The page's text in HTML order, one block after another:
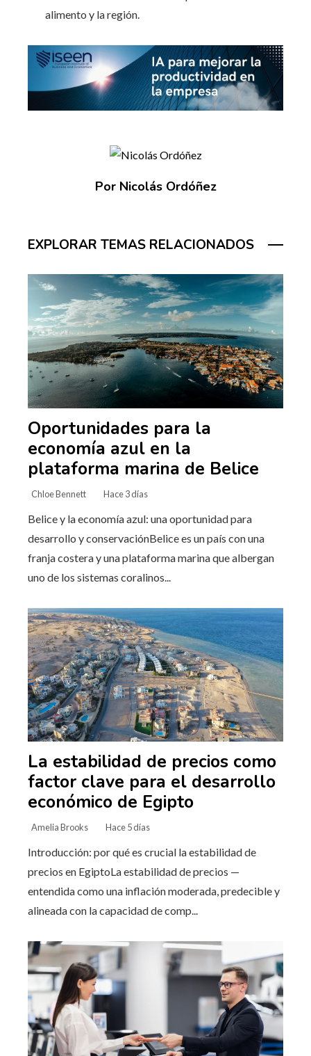
alimento y la región.
Por Nicolás Ordóñez
EXPLORAR TEMAS RELACIONADOS
Oportunidades para la
economía azul en la
plataforma marina de Belice
Chloe Bennett Hace 3 días
Belice y la economía azul: una oportunidad para
desarrollo y conservaciónBelice es un país con una
franja costera y una plataforma marina que albergan
uno de los sistemas coralinos...
La estabilidad de precios como
factor clave para el desarrollo
económico de Egipto
Amelia Brooks Hace 5 días
Introducción: por qué es crucial la estabilidad de
precios en EgiptoLa estabilidad de precios —
entendida como una inflación moderada, predecible y
alineada con la capacidad de comp...